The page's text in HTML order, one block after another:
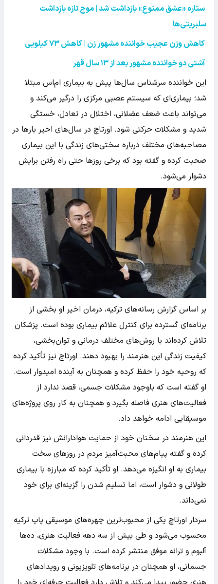
ستاره «عشق ممنوع» بازداشت شد | موج تازه بازداشت
سلبریتی‌ها
کاهش وزن عجیب خواننده مشهور زن | کاهش ۷۳ کیلویی
آشتی دو خواننده مشهور بعد از ۱۳ سال قهر
این خواننده سرشناس سال‌ها پیش به بیماری ام‌اس مبتلا
شد؛ بیماری‌ای که سیستم عصبی مرکزی را درگیر می‌کند و
می‌تواند باعث ضعف عضلانی، اختلال در تعادل، خستگی
شدید و مشکلات حرکتی شود. اورتاچ در سال‌های اخیر بارها در
مصاحبه‌های مختلف درباره سختی‌های زندگی با این بیماری
صحبت کرده و گفته بود که برخی روزها حتی راه رفتن برایش
دشوار می‌شود.
بر اساس گزارش رسانه‌های ترکیه، درمان اخیر او بخشی از
برنامه‌ای گسترده برای کنترل علائم بیماری بوده است. پزشکان
تلاش کرده‌اند با روش‌های مختلف درمانی و توان‌بخشی،
کیفیت زندگی این هنرمند را بهبود دهند. اورتاچ نیز تأکید کرده
که روحیه خود را حفظ کرده و همچنان به آینده امیدوار است.
او گفته است که باوجود مشکلات جسمی، قصد ندارد از
فعالیت‌های هنری فاصله بگیرد و همچنان به کار روی پروژه‌های
موسیقایی ادامه خواهد داد.
این هنرمند در سخنان خود از حمایت هوادارانش نیز قدردانی
کرده و گفته پیام‌های محبت‌آمیز مردم در روزهای سخت
بیماری به او انگیزه می‌دهد. او تأکید کرده که مبارزه با بیماری
طولانی و دشوار است، اما تسلیم شدن را گزینه‌ای برای خود
نمی‌داند.
سر‌دار اورتاچ یکی از محبوب‌ترین چهره‌های موسیقی پاپ ترکیه
محسوب می‌شود و طی بیش از سه دهه فعالیت هنری، ده‌ها
آلبوم و ترانه موفق منتشر کرده است. با وجود مشکلات
جسمانی، او همچنان در برنامه‌های تلویزیونی و رویدادهای